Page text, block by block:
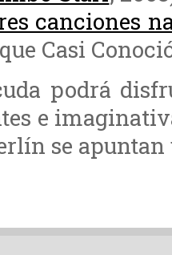
canciones
Casi
podrá
e
se